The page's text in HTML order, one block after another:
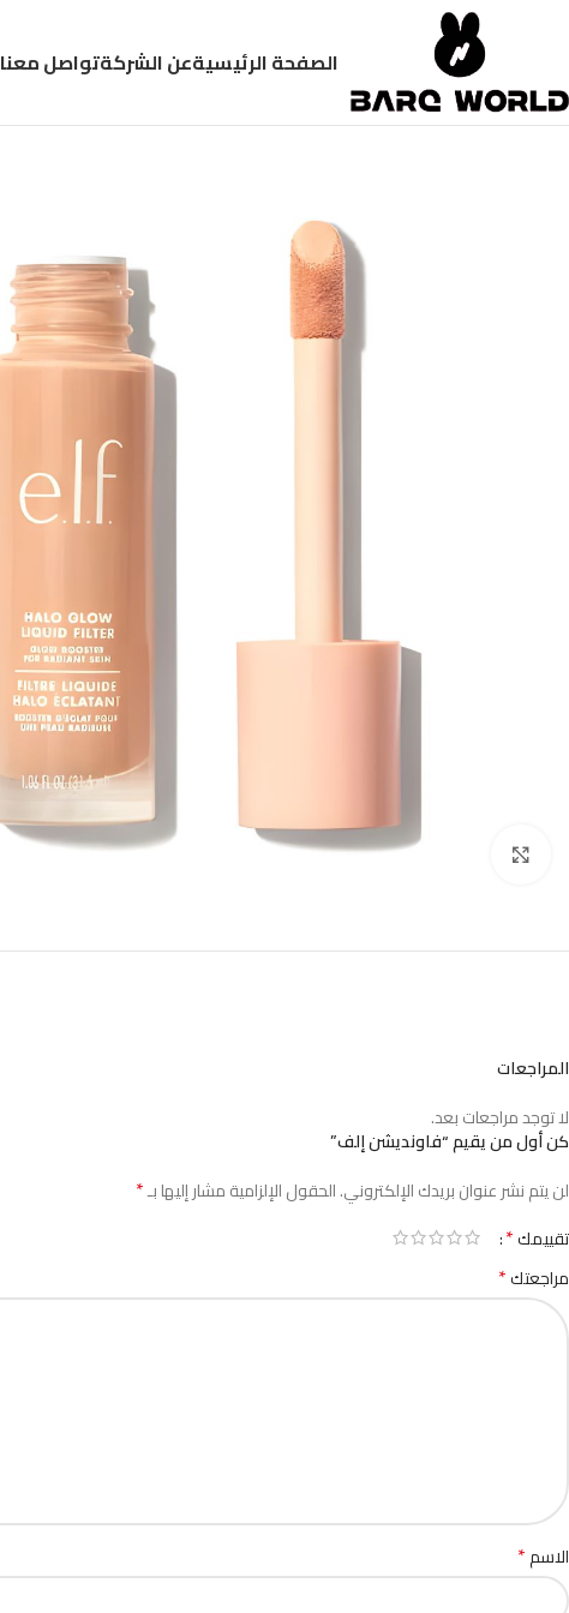
الصفحة الرئيسيةعن الشركةتواصل معنا
Click to enlarge
المراجعات
لا توجد مراجعات بعد.
كن أول من يقيم “فاونديشن إلف”
لن يتم نشر عنوان بريدك الإلكتروني.الحقول الإلزامية مشار إليها بـ*
تقييمك*
مراجعتك*
الاسم*